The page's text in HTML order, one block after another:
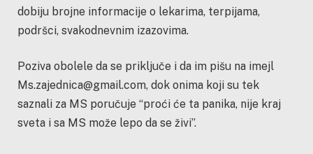
dobiju brojne informacije o lekarima, terpijama,
podršci, svakodnevnim izazovima.
Poziva obolele da se priključe i da im pišu na imejl
Ms.zajednica@gmail.com, dok onima koji su tek
saznali za MS poručuje “proći će ta panika, nije kraj
sveta i sa MS može lepo da se živi”.